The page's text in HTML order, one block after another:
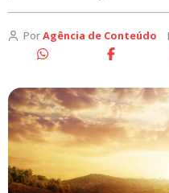
PorAgência de Conteúdo